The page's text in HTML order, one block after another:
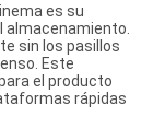
es su
sin los pasillos
Este
el producto
rápidas